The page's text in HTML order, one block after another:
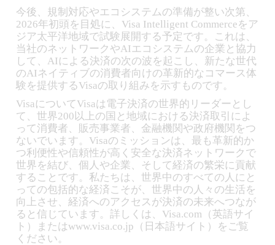
今後、規制対応やエコシステムの準備が整い次第、
2026年初頭を目処に、Visa Intelligent Commerceをア
ジア太平洋地域で試験展開する予定です。これは、
当社のネットワークやAIエコシステムの企業と協力
して、AIによる決済の次の波を起こし、新たな世代
のAIネイティブの消費者向けの革新的なコマース体
験を提供するVisaの取り組みを示すものです。
VisaについてVisaは電子決済の世界的リーダーとし
て、世界200以上の国と地域における決済取引によ
って消費者、販売事業者、金融機関や政府機関をつ
ないでいます。Visaのミッションは、最も革新的か
つ利便性や信頼性が高く安全な決済ネットワークで
世界を結び、個人や企業、そして経済の繁栄に貢献
することです。私たちは、世界中のすべての人にと
っての包括的な経済こそが、世界中の人々の生活を
向上させ、経済へのアクセスが決済の未来へつなが
ると信じています。詳しくは、Visa.com（英語サイ
ト）またはwww.visa.co.jp（日本語サイト）をご覧
ください。